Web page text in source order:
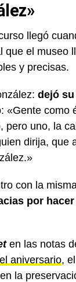
llegó
que el museo
y precisas.
dejó
«Gente como
pero uno, la
dirija, que
con la
por
en las notas
aniversario,
la